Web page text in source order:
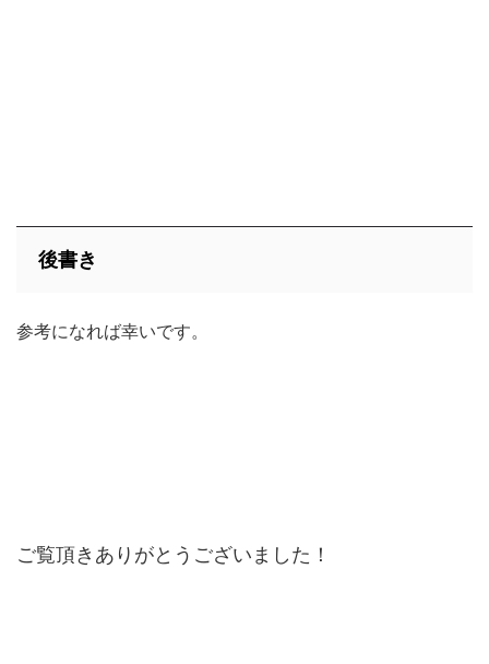
後書き
参考になれば幸いです。
ご覧頂きありがとうございました！